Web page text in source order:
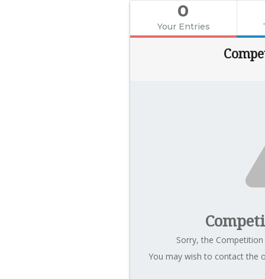
0
Your Entries
Sorry, the
You may wish to contact the